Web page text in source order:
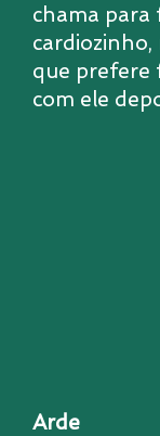
chama para
cardiozinho,
que prefere
com ele
Arde